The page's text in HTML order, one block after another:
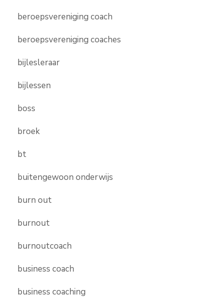
beroepsvereniging coach
beroepsvereniging coaches
bijlesleraar
bijlessen
boss
broek
bt
buitengewoon onderwijs
burn out
burnout
burnoutcoach
business coach
business coaching